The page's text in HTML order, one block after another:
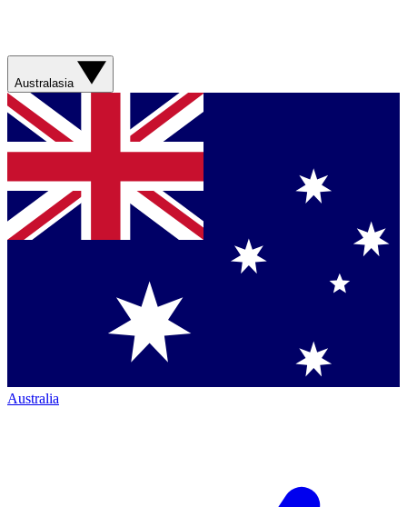
Australasia
Australia